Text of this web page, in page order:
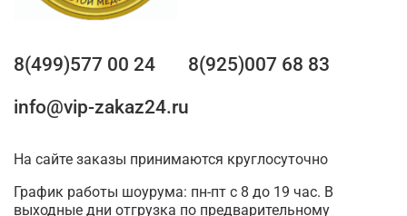
8(499)577 00 24
8(925)007 68 83
info@vip-zakaz24.ru
На сайте заказы принимаются круглосуточно
График работы шоурума: пн-пт с 8 до 19 час. В
выходные дни отгрузка по предварительному